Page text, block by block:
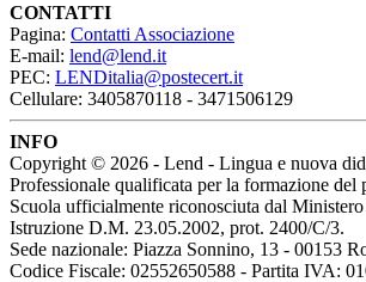
CONTATTI
Pagina: Contatti Associazione
E-mail: lend@lend.it
PEC: LENDitalia@postecert.it
Cellulare: 3405870118 - 3471506129
INFO
Copyright © 2026 - Lend - Lingua e nuova
Professionale qualificata per la formazione del
Scuola ufficialmente riconosciuta dal
Istruzione D.M. 23.05.2002, prot. 2400/C/3.
Sede nazionale: Piazza Sonnino, 13 - 00153
Codice Fiscale: 02552650588 - Partita IVA: